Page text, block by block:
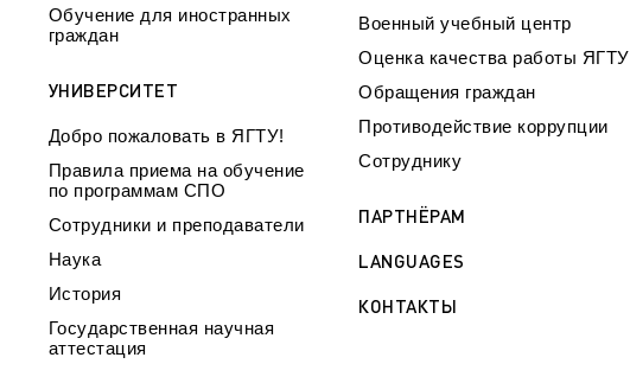
Обучение для иностранных
граждан
УНИВЕРСИТЕТ
Добро пожаловать в ЯГТУ!
Правила приема на обучение
по программам СПО
Сотрудники и преподаватели
Наука
История
Государственная научная
аттестация
Военный учебный центр
Оценка качества работы ЯГТУ
Обращения граждан
Противодействие коррупции
Сотруднику
ПАРТНЁРАМ
LANGUAGES
КОНТАКТЫ